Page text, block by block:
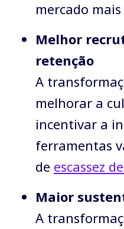
mercado
Melhor
retenção
A
melhorar a
incentivar a
ferramentas
de escassez
Maior
A